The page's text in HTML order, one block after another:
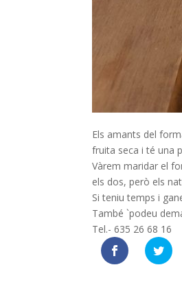
Els amants del
fruita seca i té una
Vàrem maridar el
els dos, però els
Si teniu temps i
També `podeu
Tel.- 635 26 68 16